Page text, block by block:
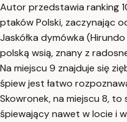
Autor przedstawia ranking
ptaków Polski, zaczynając
Jaskółka dymówka
polską wsią, znany z
Na miejscu 9 znajduje się
śpiew jest łatwo
Skowronek, na miejscu 8,
śpiewający nawet w locie i